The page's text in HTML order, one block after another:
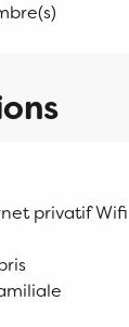
privatif Wifi